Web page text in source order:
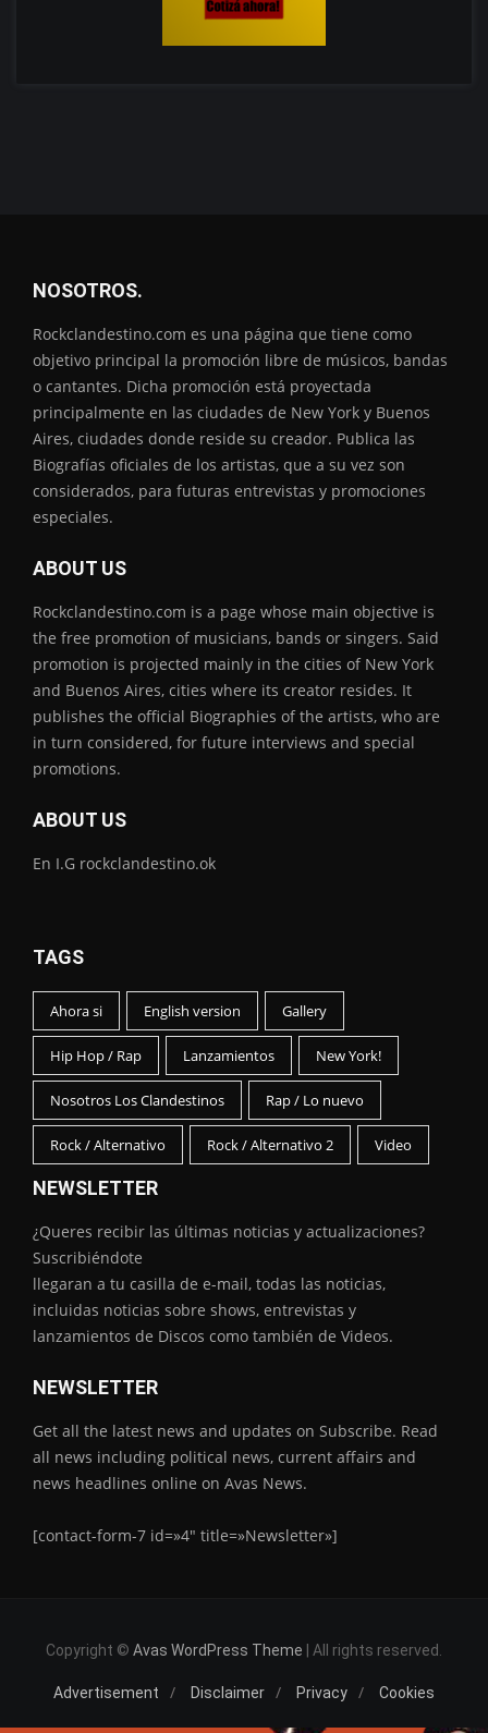
NOSOTROS.
Rockclandestino.com es una página que tiene como
objetivo principal la promoción libre de músicos, bandas
o cantantes. Dicha promoción está proyectada
principalmente en las ciudades de New York y Buenos
Aires, ciudades donde reside su creador. Publica las
Biografías oficiales de los artistas, que a su vez son
considerados, para futuras entrevistas y promociones
especiales.
ABOUT US
Rockclandestino.com is a page whose main objective is
the free promotion of musicians, bands or singers. Said
promotion is projected mainly in the cities of New York
and Buenos Aires, cities where its creator resides. It
publishes the official Biographies of the artists, who are
in turn considered, for future interviews and special
promotions.
ABOUT US
En I.G rockclandestino.ok
TAGS
Ahora si English version Gallery
Hip Hop / Rap Lanzamientos New York!
Nosotros Los Clandestinos Rap / Lo nuevo
Rock / Alternativo Rock / Alternativo 2 Video
NEWSLETTER
¿Queres recibir las últimas noticias y actualizaciones?
Suscribiéndote
llegaran a tu casilla de e-mail, todas las noticias,
incluidas noticias sobre shows, entrevistas y
lanzamientos de Discos como también de Videos.
NEWSLETTER
Get all the latest news and updates on Subscribe. Read
all news including political news, current affairs and
news headlines online on Avas News.
[contact-form-7 id=»4″ title=»Newsletter»]
Copyright © Avas WordPress Theme | All rights reserved.
Advertisement Disclaimer Privacy Cookies